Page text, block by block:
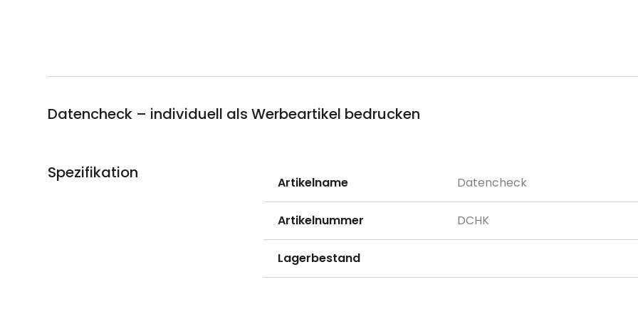
Datencheck – individuell als Werbeartikel bedrucken
Spezifikation
Informationen
Artikelname Datencheck
Artikelnummer DCHK
Lagerbestand